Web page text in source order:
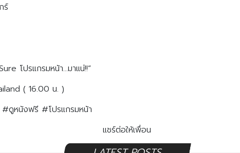
ร์
โปรแกรมหน้า...มาแน่!!”
( 16.00 น. )
ดูหนังฟรี #โปรแกรมหน้า
แชร์ต่อให้เพื่อน